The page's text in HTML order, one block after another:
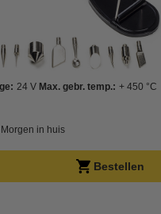
24 V Max. gebr. temp.: + 450 °C
Morgen in huis
Bestellen